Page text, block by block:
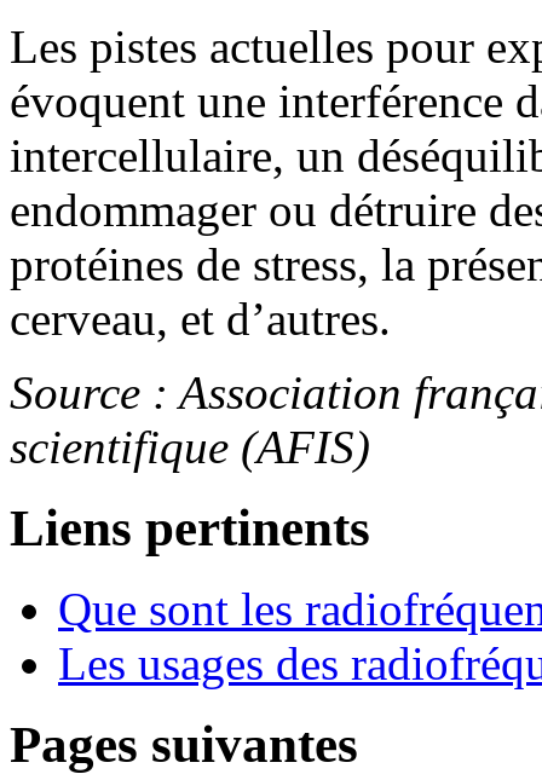
Les pistes actuelles pour
évoquent une interférence
intercellulaire, un
endommager ou détruire
protéines de stress, la
cerveau, et d’autres.
Source : Association
scientifique (AFIS)
Liens pertinents
Que sont les
Les usages des
Pages suivantes